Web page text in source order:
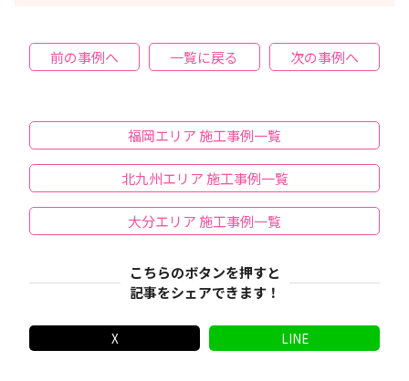
前の事例へ 一覧に戻る 次の事例へ
福岡エリア 施工事例一覧
北九州エリア 施工事例一覧
大分エリア 施工事例一覧
こちらのボタンを押すと
記事をシェアできます！
X LINE